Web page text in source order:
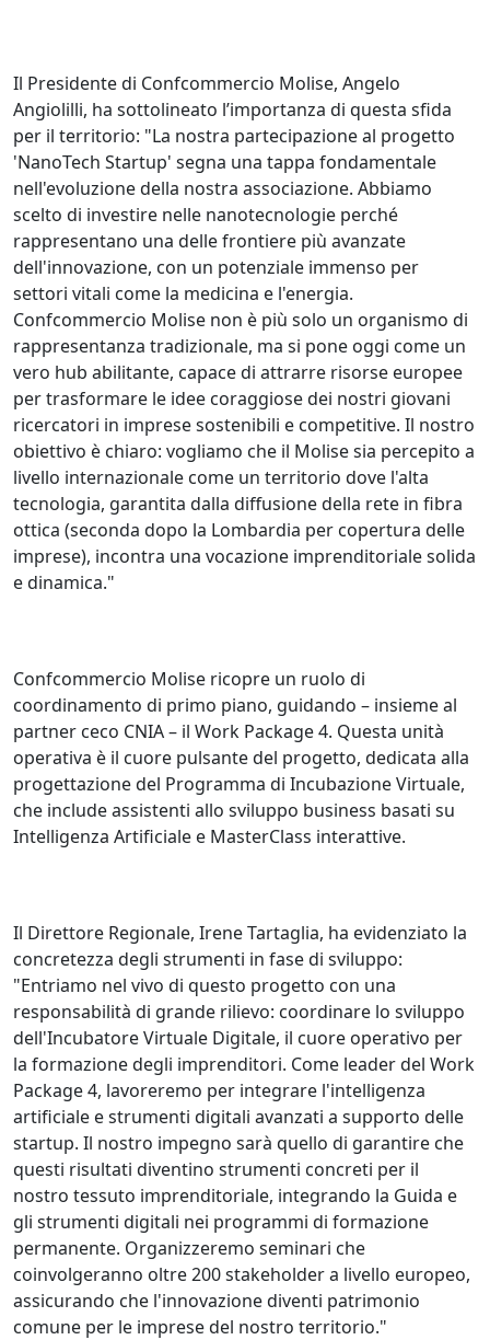
Il Presidente di Confcommercio Molise, Angelo
Angiolilli, ha sottolineato l’importanza di questa sfida
per il territorio: "La nostra partecipazione al progetto
'NanoTech Startup' segna una tappa fondamentale
nell'evoluzione della nostra associazione. Abbiamo
scelto di investire nelle nanotecnologie perché
rappresentano una delle frontiere più avanzate
dell'innovazione, con un potenziale immenso per
settori vitali come la medicina e l'energia.
Confcommercio Molise non è più solo un organismo di
rappresentanza tradizionale, ma si pone oggi come un
vero hub abilitante, capace di attrarre risorse europee
per trasformare le idee coraggiose dei nostri giovani
ricercatori in imprese sostenibili e competitive. Il nostro
obiettivo è chiaro: vogliamo che il Molise sia percepito a
livello internazionale come un territorio dove l'alta
tecnologia, garantita dalla diffusione della rete in fibra
ottica (seconda dopo la Lombardia per copertura delle
imprese), incontra una vocazione imprenditoriale solida
e dinamica."
Confcommercio Molise ricopre un ruolo di
coordinamento di primo piano, guidando – insieme al
partner ceco CNIA – il Work Package 4. Questa unità
operativa è il cuore pulsante del progetto, dedicata alla
progettazione del Programma di Incubazione Virtuale,
che include assistenti allo sviluppo business basati su
Intelligenza Artificiale e MasterClass interattive.
Il Direttore Regionale, Irene Tartaglia, ha evidenziato la
concretezza degli strumenti in fase di sviluppo:
"Entriamo nel vivo di questo progetto con una
responsabilità di grande rilievo: coordinare lo sviluppo
dell'Incubatore Virtuale Digitale, il cuore operativo per
la formazione degli imprenditori. Come leader del Work
Package 4, lavoreremo per integrare l'intelligenza
artificiale e strumenti digitali avanzati a supporto delle
startup. Il nostro impegno sarà quello di garantire che
questi risultati diventino strumenti concreti per il
nostro tessuto imprenditoriale, integrando la Guida e
gli strumenti digitali nei programmi di formazione
permanente. Organizzeremo seminari che
coinvolgeranno oltre 200 stakeholder a livello europeo,
assicurando che l'innovazione diventi patrimonio
comune per le imprese del nostro territorio."